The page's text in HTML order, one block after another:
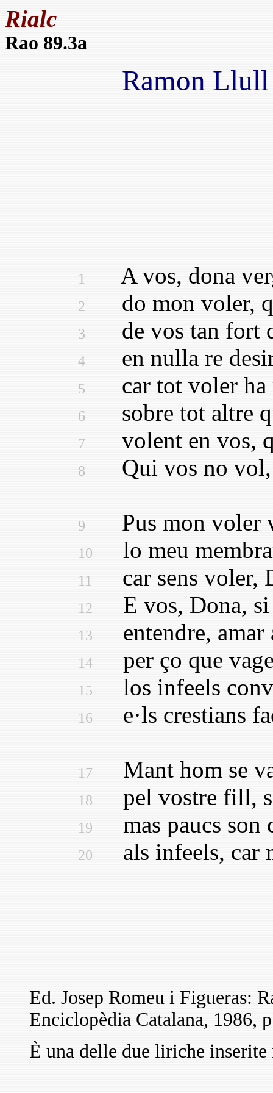
Rialc
Rao 89.3a
Ramon Llull
1 A vos, dona
2 do mon voler,
3 de vos tan fort
4 en nulla re
5 car tot voler ha
6 sobre tot altre
7 volent en vos,
8 Qui vos no vol,
9 Pus mon voler
10 lo meu
11 car sens voler,
12 E vos, Dona, si
13 entendre, amar
14 per ço que
15 los infeels
16 e·ls crestians
17 Mant hom se
18 pel vostre fill,
19 mas paucs son
20 als infeels, car
Ed. Josep Romeu i Figueras:
Enciclopèdia Catalana, 1986,
È una delle due liriche